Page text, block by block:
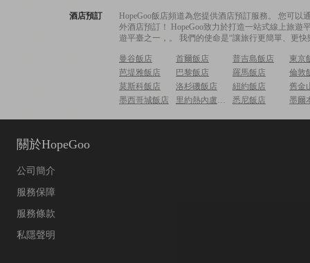
酒店預訂
HopeGoo飯店頻道為您提供酒店預訂服務。 您可
外酒店預訂！ HopeGoo致力於打造一站式線上旅
遊平臺之一，。 我們的使命是“讓旅行更簡單、更
曼谷飯店 首爾飯店 普吉島飯店
東京
芭堤雅飯店
巴黎飯店 羅馬飯店
倫敦
莫斯科飯店
洛杉磯飯店 紐約飯店
舊金
墨西哥城飯店
里約熱內盧飯店 悉尼飯店 墨爾
關於HopeGoo
公司簡介
服務保障
服務條款
私隱聲明